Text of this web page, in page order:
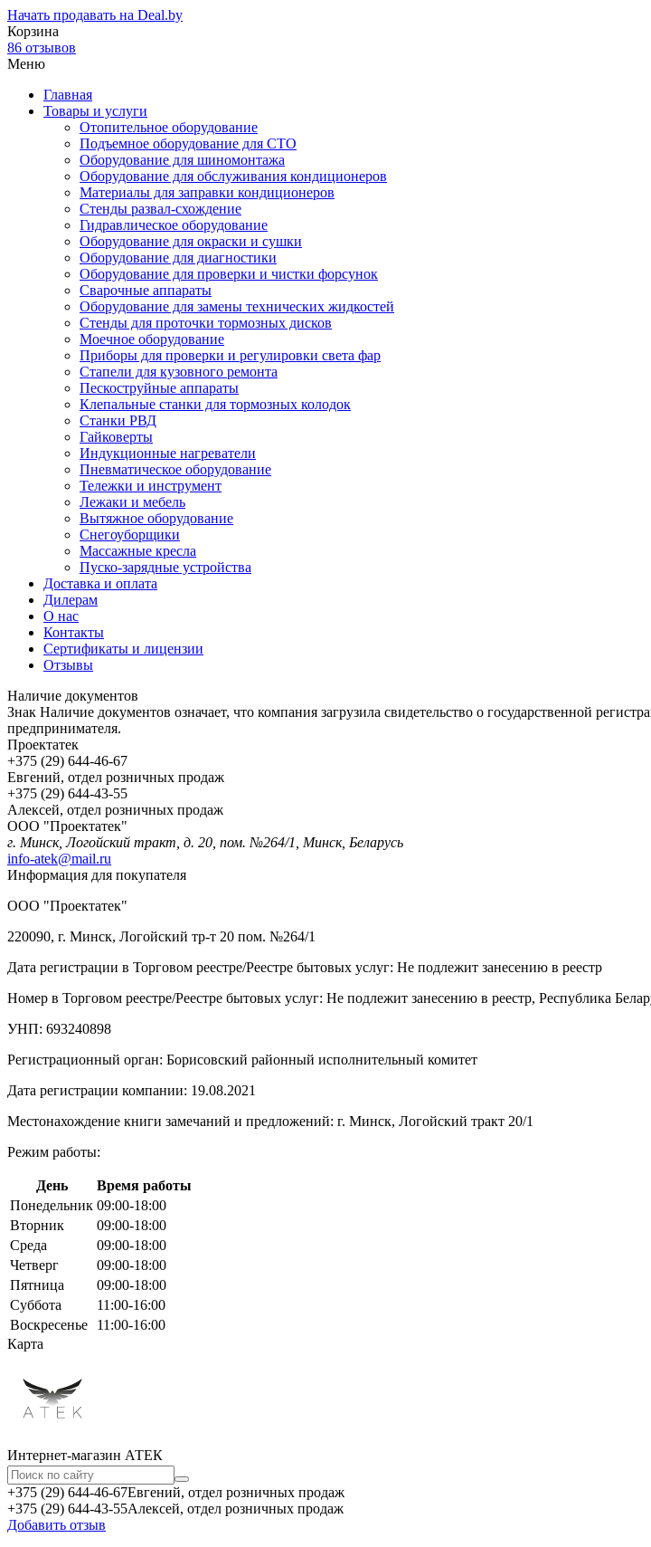
Начать продавать на Deal.by
Корзина
86 отзывов
Меню
Главная
Товары и услуги
Отопительное оборудование
Подъемное оборудование для СТО
Оборудование для шиномонтажа
Оборудование для обслуживания кондиционеров
Материалы для заправки кондиционеров
Стенды развал-схождение
Гидравлическое оборудование
Оборудование для окраски и сушки
Оборудование для диагностики
Оборудование для проверки и чистки форсунок
Сварочные аппараты
Оборудование для замены технических жидкостей
Стенды для проточки тормозных дисков
Моечное оборудование
Приборы для проверки и регулировки света фар
Стапели для кузовного ремонта
Пескоструйные аппараты
Клепальные станки для тормозных колодок
Станки РВД
Гайковерты
Индукционные нагреватели
Пневматическое оборудование
Тележки и инструмент
Лежаки и мебель
Вытяжное оборудование
Снегоуборщики
Массажные кресла
Пуско-зарядные устройства
Доставка и оплата
Дилерам
О нас
Контакты
Сертификаты и лицензии
Отзывы
Наличие документов
Знак Наличие документов означает, что компания загрузила свидетельство о государственной
предпринимателя.
Проектатек
+375 (29) 644-46-67
Евгений, отдел розничных продаж
+375 (29) 644-43-55
Алексей, отдел розничных продаж
ООО "Проектатек"
г. Минск, Логойский тракт, д. 20, пом. №264/1, Минск, Беларусь
info-atek@mail.ru
Информация для покупателя
ООО "Проектатек"
220090, г. Минск, Логойский тр-т 20 пом. №264/1
Дата регистрации в Торговом реестре/Реестре бытовых услуг: Не подлежит занесению в реестр
Номер в Торговом реестре/Реестре бытовых услуг: Не подлежит занесению в реестр, Республика
УНП: 693240898
Регистрационный орган: Борисовский районный исполнительный комитет
Дата регистрации компании: 19.08.2021
Местонахождение книги замечаний и предложений: г. Минск, Логойский тракт 20/1
Режим работы:
День
Время работы
Понедельник 09:00-18:00
Вторник
09:00-18:00
Среда
09:00-18:00
Четверг
09:00-18:00
Пятница
09:00-18:00
Суббота
11:00-16:00
Воскресенье
11:00-16:00
Карта
Интернет-магазин АТЕКㅤ
+375 (29) 644-46-67Евгений, отдел розничных продаж
+375 (29) 644-43-55Алексей, отдел розничных продаж
Добавить отзыв